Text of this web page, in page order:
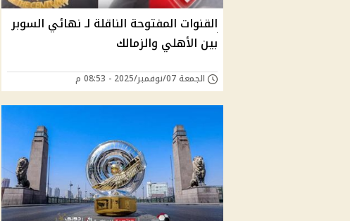
القنوات المفتوحة الناقلة لـ نهائي السوبر
بين الأهلي والزمالك
الجمعة 07/نوفمبر/2025 - 08:53 م